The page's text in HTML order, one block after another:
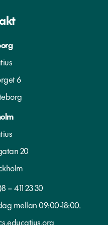
6
20
– 411 23 30
mellan 09:00-18:00.